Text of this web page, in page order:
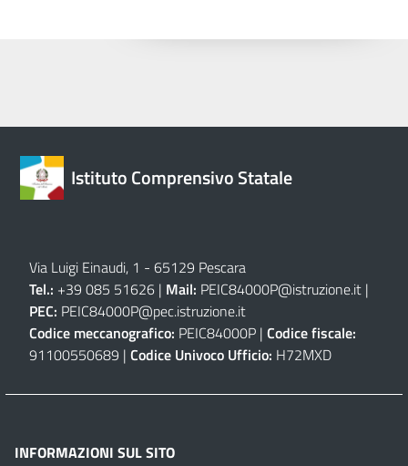
Istituto Comprensivo Statale
Via Luigi Einaudi, 1 - 65129 Pescara
Tel.: +39 085 51626 | Mail: PEIC84000P@istruzione.it |
PEC: PEIC84000P@pec.istruzione.it
Codice meccanografico: PEIC84000P | Codice fiscale:
91100550689 | Codice Univoco Ufficio: H72MXD
INFORMAZIONI SUL SITO